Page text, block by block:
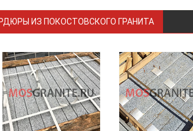
ИЗ ПОКОСТОВСКОГО ГРАНИТА